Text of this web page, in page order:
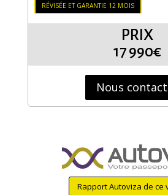
RÉVISÉE ET GARANTIE 12 MOIS
PRIX
17 990€
Nous
Rapport Autoviza de ce